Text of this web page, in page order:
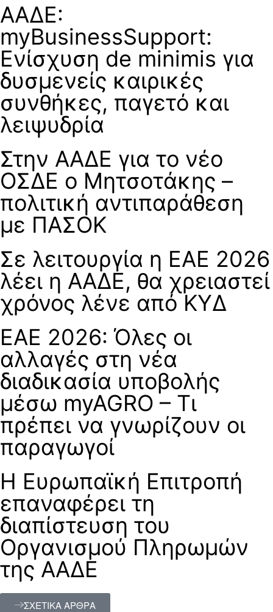
ΑΑΔΕ:
myBusinessSupport:
Ενίσχυση de minimis για
δυσμενείς καιρικές
συνθήκες, παγετό και
λειψυδρία
Στην ΑΑΔΕ για το νέο
ΟΣΔΕ ο Μητσοτάκης –
πολιτική αντιπαράθεση
με ΠΑΣΟΚ
Σε λειτουργία η ΕΑΕ 2026
λέει η ΑΑΔΕ, θα χρειαστεί
χρόνος λένε από ΚΥΔ
ΕΑΕ 2026: Όλες οι
αλλαγές στη νέα
διαδικασία υποβολής
μέσω myAGRO – Τι
πρέπει να γνωρίζουν οι
παραγωγοί
H Ευρωπαϊκή Επιτροπή
επαναφέρει τη
διαπίστευση του
Οργανισμού Πληρωμών
της ΑΑΔΕ
ΣΧΕΤΙΚΑ ΑΡΘΡΑ